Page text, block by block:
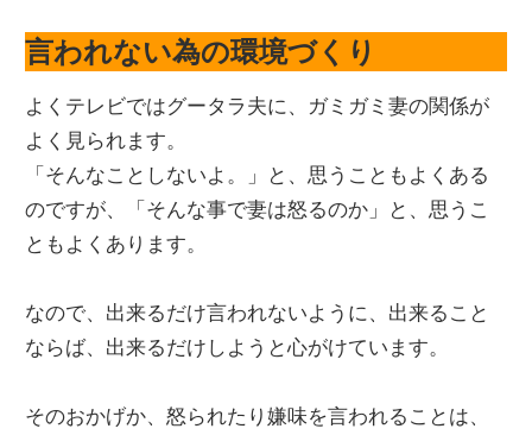
言われない為の環境づくり
よくテレビではグータラ夫に、ガミガミ妻の関係が
よく見られます。
「そんなことしないよ。」と、思うこともよくある
のですが、「そんな事で妻は怒るのか」と、思うこ
ともよくあります。
なので、出来るだけ言われないように、出来ること
ならば、出来るだけしようと心がけています。
そのおかげか、怒られたり嫌味を言われることは、